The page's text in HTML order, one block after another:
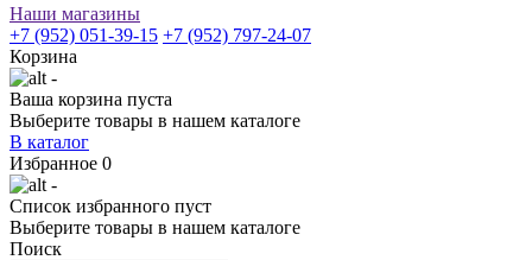
Наши магазины
+7 (952) 051-39-15 +7 (952) 797-24-07
Корзина
-
Ваша корзина пуста
Выберите товары в нашем каталоге
В каталог
Избранное 0
-
Список избранного пуст
Выберите товары в нашем каталоге
Поиск